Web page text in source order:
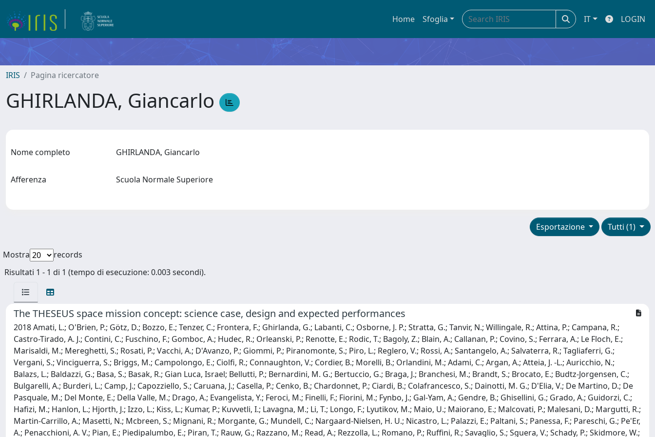
Home Sfoglia IT LOGIN
IRIS Pagina ricercatore
GHIRLANDA, Giancarlo
Nome completo GHIRLANDA, Giancarlo
Afferenza Scuola Normale Superiore
Tutti (1)
Esportazione
Mostra
records
Risultati 1 - 1 di 1 (tempo di esecuzione: 0.003 secondi).
The THESEUS space mission concept: science case, design and expected performances
2018 Amati, L.; O'Brien, P.; Götz, D.; Bozzo, E.; Tenzer, C.; Frontera, F.; Ghirlanda, G.; Labanti, C.; Osborne, J. P.; Stratta, G.; Tanvir, N.; Willingale, R.; Attina, P.; Campana, R.;
Castro-Tirado, A. J.; Contini, C.; Fuschino, F.; Gomboc, A.; Hudec, R.; Orleanski, P.; Renotte, E.; Rodic, T.; Bagoly, Z.; Blain, A.; Callanan, P.; Covino, S.; Ferrara, A.; Le Floch, E.;
Marisaldi, M.; Mereghetti, S.; Rosati, P.; Vacchi, A.; D'Avanzo, P.; Giommi, P.; Piranomonte, S.; Piro, L.; Reglero, V.; Rossi, A.; Santangelo, A.; Salvaterra, R.; Tagliaferri, G.;
Vergani, S.; Vinciguerra, S.; Briggs, M.; Campolongo, E.; Ciolfi, R.; Connaughton, V.; Cordier, B.; Morelli, B.; Orlandini, M.; Adami, C.; Argan, A.; Atteia, J. -L.; Auricchio, N.;
Balazs, L.; Baldazzi, G.; Basa, S.; Basak, R.; Gian Luca, Israel; Bellutti, P.; Bernardini, M. G.; Bertuccio, G.; Braga, J.; Branchesi, M.; Brandt, S.; Brocato, E.; Budtz-Jorgensen, C.;
Bulgarelli, A.; Burderi, L.; Camp, J.; Capozziello, S.; Caruana, J.; Casella, P.; Cenko, B.; Chardonnet, P.; Ciardi, B.; Colafrancesco, S.; Dainotti, M. G.; D'Elia, V.; De Martino, D.; De
Pasquale, M.; Del Monte, E.; Della Valle, M.; Drago, A.; Evangelista, Y.; Feroci, M.; Finelli, F.; Fiorini, M.; Fynbo, J.; Gal-Yam, A.; Gendre, B.; Ghisellini, G.; Grado, A.; Guidorzi, C.;
Hafizi, M.; Hanlon, L.; Hjorth, J.; Izzo, L.; Kiss, L.; Kumar, P.; Kuvvetli, I.; Lavagna, M.; Li, T.; Longo, F.; Lyutikov, M.; Maio, U.; Maiorano, E.; Malcovati, P.; Malesani, D.; Margutti, R.;
Martin-Carrillo, A.; Masetti, N.; Mcbreen, S.; Mignani, R.; Morgante, G.; Mundell, C.; Nargaard-Nielsen, H. U.; Nicastro, L.; Palazzi, E.; Paltani, S.; Panessa, F.; Pareschi, G.; Pe'Er,
A.; Penacchioni, A. V.; Pian, E.; Piedipalumbo, E.; Piran, T.; Rauw, G.; Razzano, M.; Read, A.; Rezzolla, L.; Romano, P.; Ruffini, R.; Savaglio, S.; Sguera, V.; Schady, P.; Skidmore, W.;